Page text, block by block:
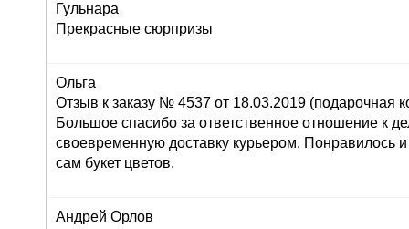
Гульнара
Прекрасные сюрпризы
Ольга
Отзыв к заказу № 4537 от 18.03.2019 (подарочная
Большое спасибо за ответственное отношение к
своевременную доставку курьером. Понравилось
сам букет цветов.
Андрей Орлов